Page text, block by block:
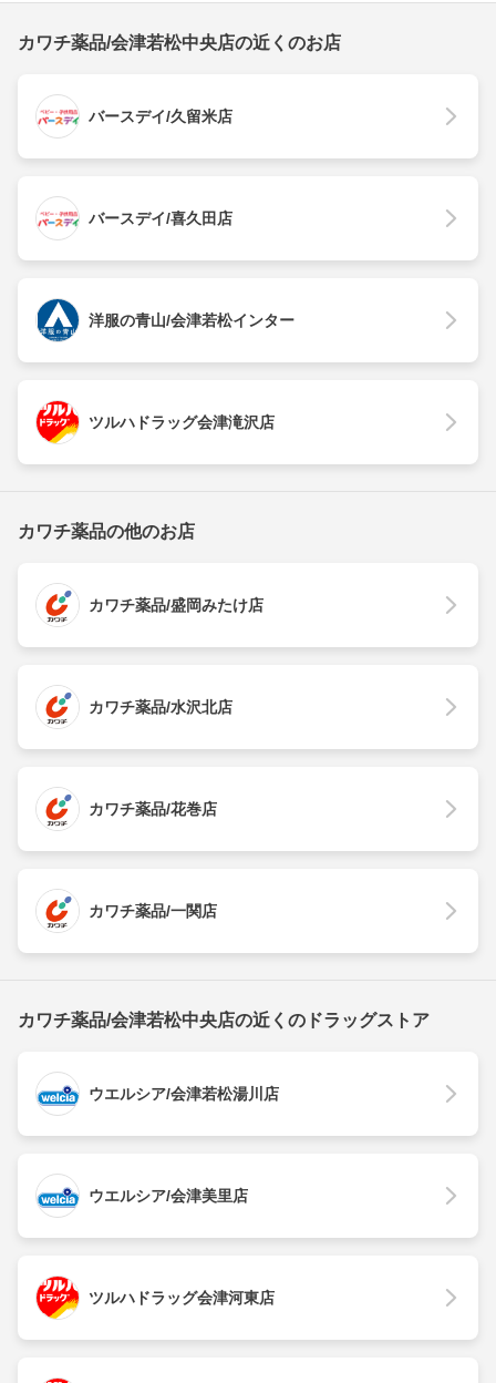
カワチ薬品/会津若松中央店の近くのお店
バースデイ/久留米店
バースデイ/喜久田店
洋服の青山/会津若松インター
ツルハドラッグ会津滝沢店
カワチ薬品の他のお店
カワチ薬品/盛岡みたけ店
カワチ薬品/水沢北店
カワチ薬品/花巻店
カワチ薬品/一関店
カワチ薬品/会津若松中央店の近くのドラッグストア
ウエルシア/会津若松湯川店
ウエルシア/会津美里店
ツルハドラッグ会津河東店